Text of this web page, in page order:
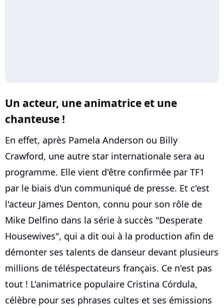
Un acteur, une animatrice et une
chanteuse !
En effet, après Pamela Anderson ou Billy
Crawford, une autre star internationale sera au
programme. Elle vient d'être confirmée par TF1
par le biais d'un communiqué de presse. Et c'est
l'acteur James Denton, connu pour son rôle de
Mike Delfino dans la série à succès "Desperate
Housewives", qui a dit oui à la production afin de
démonter ses talents de danseur devant plusieurs
millions de téléspectateurs français. Ce n'est pas
tout ! L'animatrice populaire Cristina Córdula,
célèbre pour ses phrases cultes et ses émissions